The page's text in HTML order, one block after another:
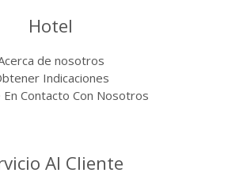
Hotel
de nosotros
Indicaciones
En Contacto Con Nosotros
Al Cliente